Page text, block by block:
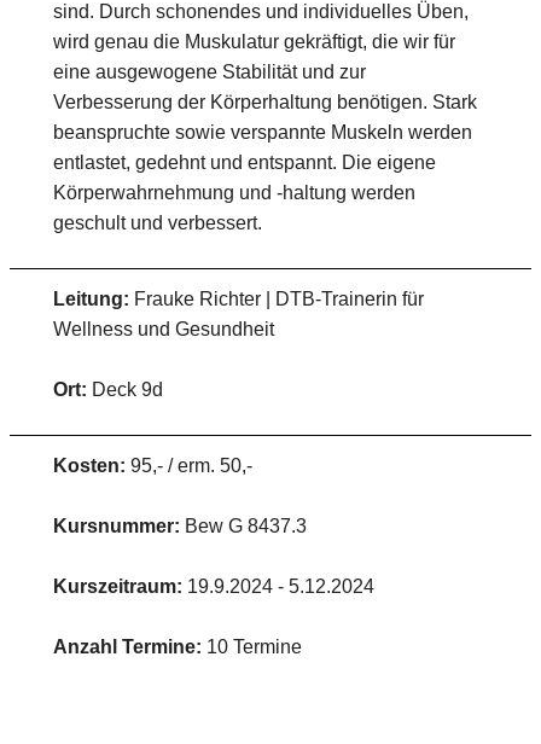
sind. Durch schonendes und individuelles Üben,
wird genau die Muskulatur gekräftigt, die wir für
eine ausgewogene Stabilität und zur
Verbesserung der Körperhaltung benötigen. Stark
beanspruchte sowie verspannte Muskeln werden
entlastet, gedehnt und entspannt. Die eigene
Körperwahrnehmung und -haltung werden
geschult und verbessert.
Leitung: Frauke Richter | DTB-Trainerin für
Wellness und Gesundheit
Ort: Deck 9d
Kosten: 95,- / erm. 50,-
Kursnummer: Bew G 8437.3
Kurszeitraum: 19.9.2024 - 5.12.2024
Anzahl Termine: 10 Termine